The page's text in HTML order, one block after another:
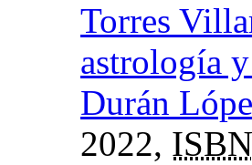
Torres
astrología
Durán
2022, ISBN